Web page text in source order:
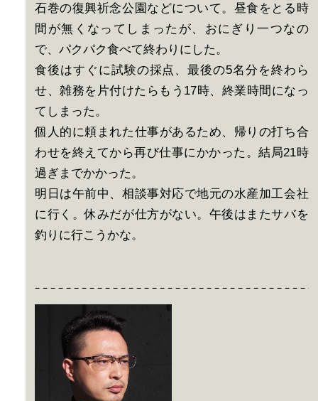
石巻の復興祈念公園などについて。昼食をとる時
間が無くなってしまったが、おにぎり一つなの
で、パクパク食べて終わりにした。
食後はすぐに試験の採点、最後の5名分を終わら
せ、雑務を片付けたらもう17時、終業時間になっ
てしまった。
個人的に頼まれた仕事があるため、帰りの打ち合
わせを終えてから再び仕事にかかった。結局21時
過ぎまでかかった。
明日は午前中、相談事対応で地元の水産加工会社
に行く。休みだが仕方がない。午後はまたサバを
釣りに行こうかな。